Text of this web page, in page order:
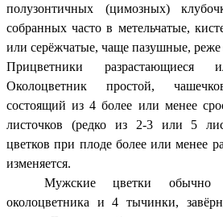
полузонтичных (цимозных)
собранных часто в метельчатые,
или серёжчатые, чаще пазушные,
Прицветники разрастающиеся
Околоцветник простой,
состоящий из 4 более или менее
листочков (редко из 2-3 или 5
цветков при плоде более или менее
изменяется.
Мужские цветки
околоцветника и 4 тычинки,